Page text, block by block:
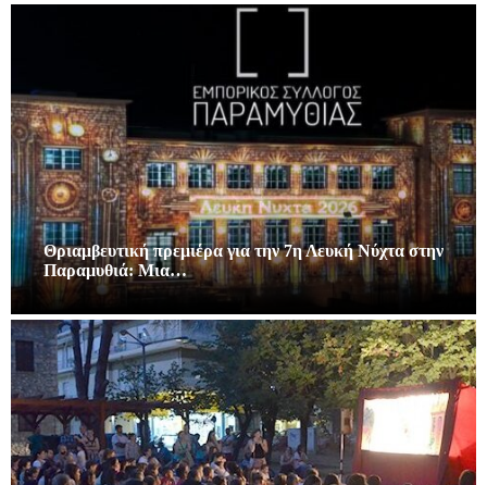
Θριαμβευτική πρεμιέρα για την 7η Λευκή Νύχτα στην
Παραμυθιά: Μια…